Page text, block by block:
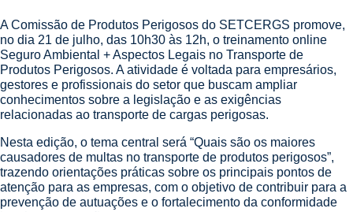
A Comissão de Produtos Perigosos do SETCERGS promove,
no dia 21 de julho, das 10h30 às 12h, o treinamento online
Seguro Ambiental + Aspectos Legais no Transporte de
Produtos Perigosos. A atividade é voltada para empresários,
gestores e profissionais do setor que buscam ampliar
conhecimentos sobre a legislação e as exigências
relacionadas ao transporte de cargas perigosas.
Nesta edição, o tema central será “Quais são os maiores
causadores de multas no transporte de produtos perigosos”,
trazendo orientações práticas sobre os principais pontos de
atenção para as empresas, com o objetivo de contribuir para a
prevenção de autuações e o fortalecimento da conformidade